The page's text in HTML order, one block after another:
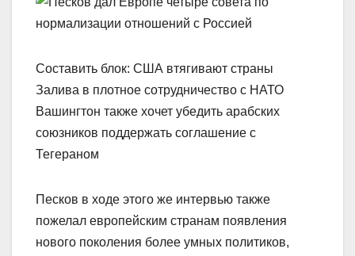
Составить блок: США втягивают страны
Залива в плотное сотрудничество с НАТО
Вашингтон также хочет убедить арабских
союзников поддержать соглашение с
Тегераном
Песков в ходе этого же интервью также
пожелал европейским странам появления
нового поколения более умных политиков,